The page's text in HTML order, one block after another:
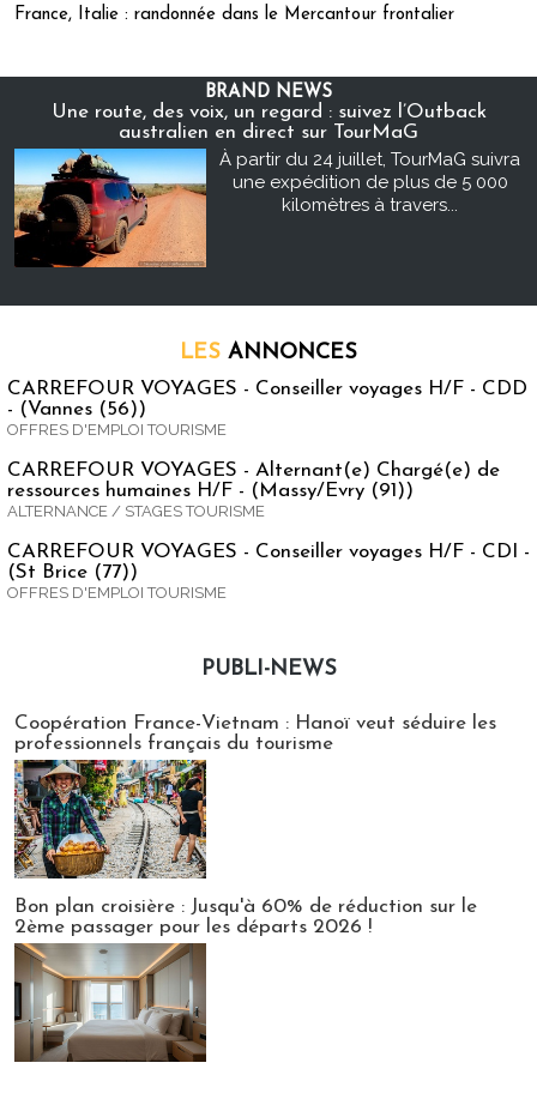
France, Italie : randonnée dans le Mercantour frontalier
BRAND NEWS
Une route, des voix, un regard : suivez l’Outback
australien en direct sur TourMaG
À partir du 24 juillet, TourMaG suivra
une expédition de plus de 5 000
kilomètres à travers...
LES ANNONCES
CARREFOUR VOYAGES - Conseiller voyages H/F - CDD
- (Vannes (56))
OFFRES D'EMPLOI TOURISME
CARREFOUR VOYAGES - Alternant(e) Chargé(e) de
ressources humaines H/F - (Massy/Evry (91))
ALTERNANCE / STAGES TOURISME
CARREFOUR VOYAGES - Conseiller voyages H/F - CDI -
(St Brice (77))
OFFRES D'EMPLOI TOURISME
PUBLI-NEWS
Coopération France-Vietnam : Hanoï veut séduire les
professionnels français du tourisme
Bon plan croisière : Jusqu'à 60% de réduction sur le
2ème passager pour les départs 2026 !